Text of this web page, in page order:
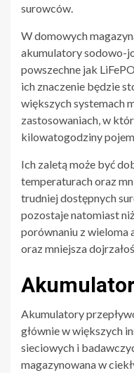
surowców.
W domowych
akumulatory sodowo-
powszechne jak
ich znaczenie będzie
większych systemach
zastosowaniach, w
kilowatogodziny
Ich zaletą może być
temperaturach oraz
trudniej dostępnych
pozostaje natomiast
porównaniu z
oraz mniejsza
Akumulatory
głównie w większych
sieciowych i
magazynowana w